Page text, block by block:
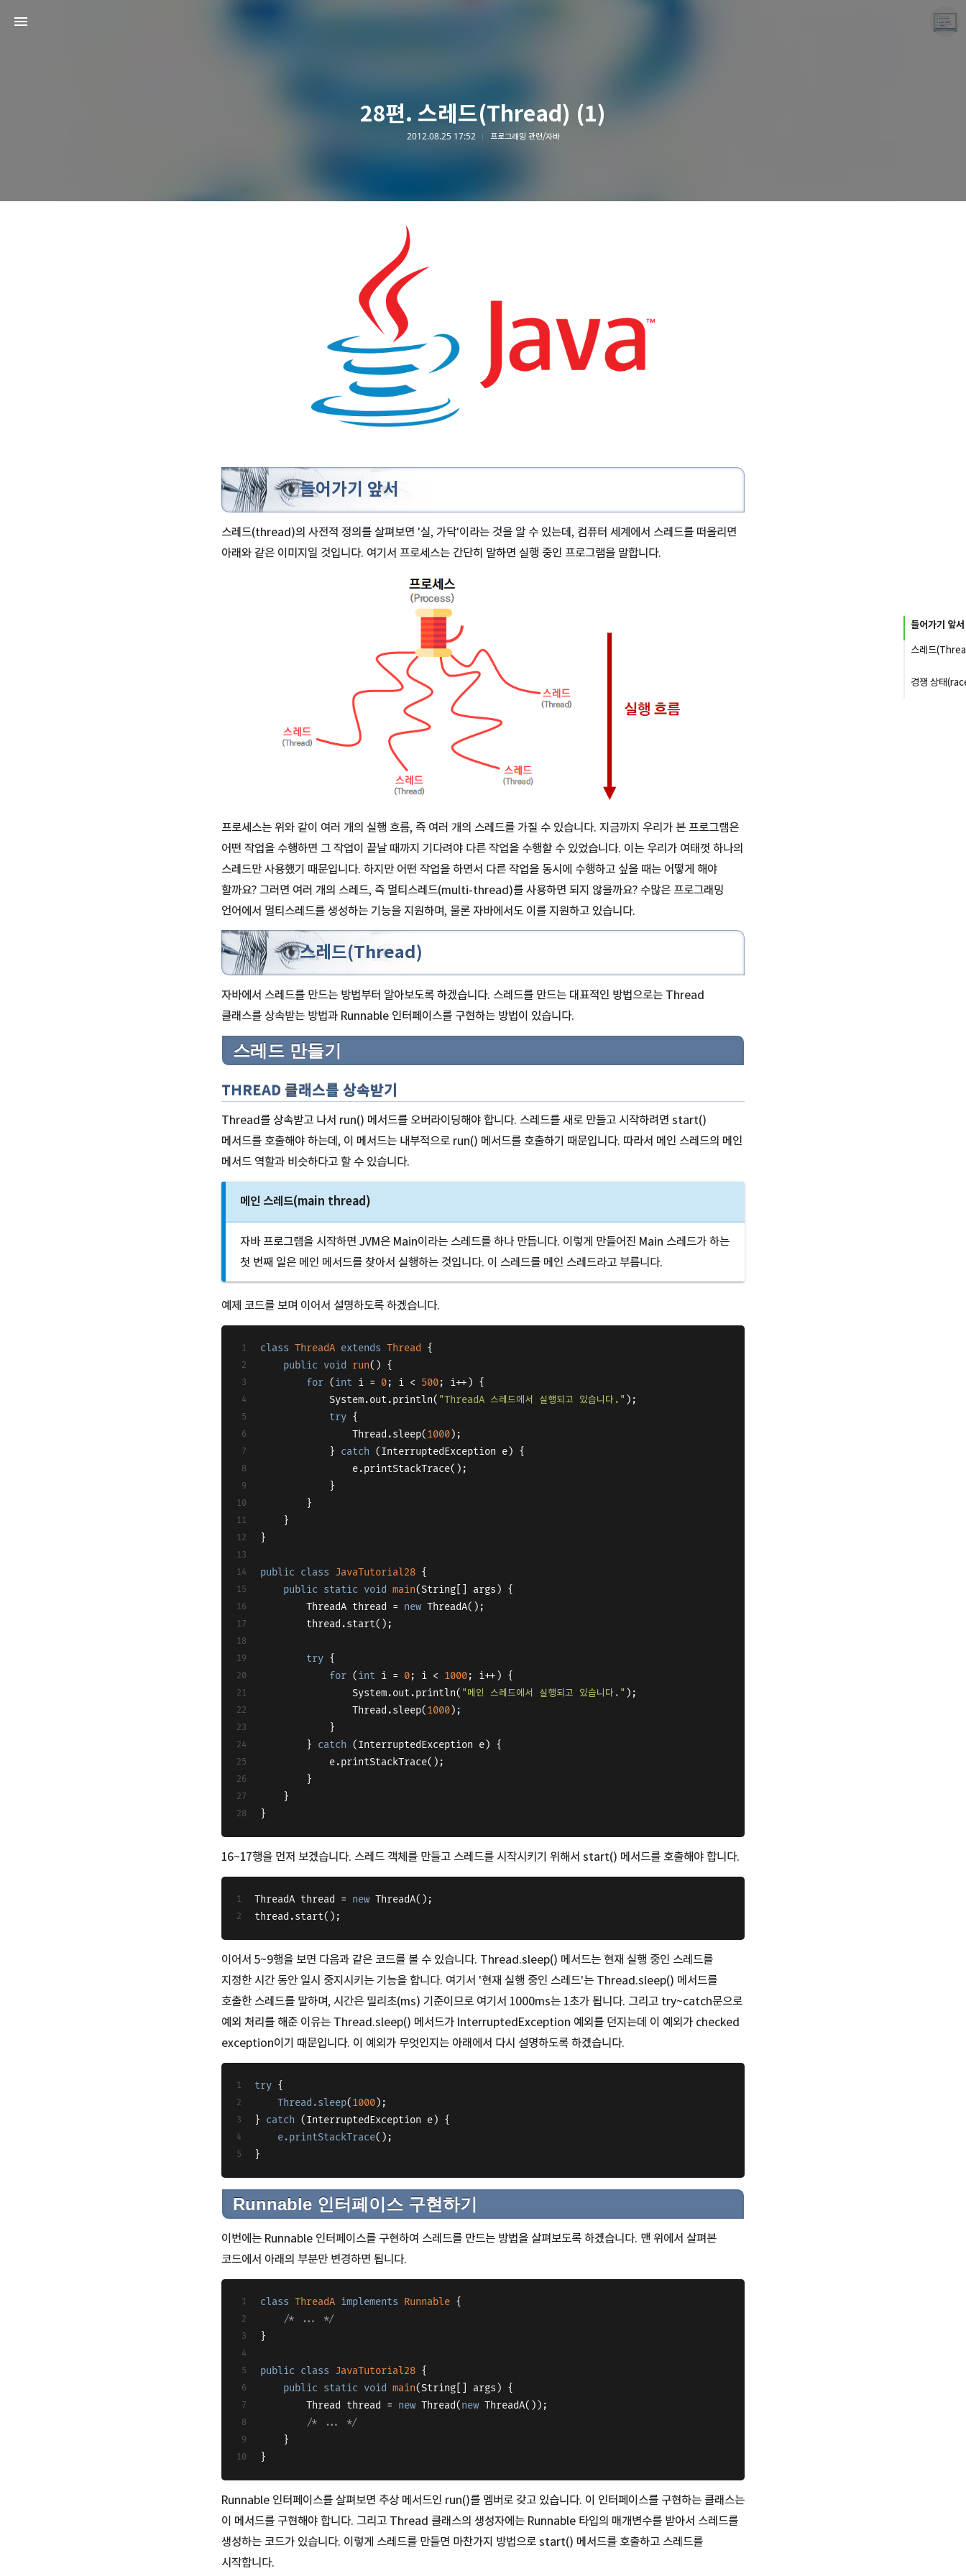
들어가기 앞서
스레드
경쟁 상태
28편. 스레드(Thread) (1)
2012.08.25 17:52 프로그래밍 관련/자바
들어가기 앞서
스레드(thread)의 사전적 정의를 살펴보면 '실, 가닥'이라는 것을 알 수 있는데, 컴퓨터 세계에서 스레드를 떠올리면
아래와 같은 이미지일 것입니다. 여기서 프로세스는 간단히 말하면 실행 중인 프로그램을 말합니다.
프로세스는 위와 같이 여러 개의 실행 흐름, 즉 여러 개의 스레드를 가질 수 있습니다. 지금까지 우리가 본 프로그램은
어떤 작업을 수행하면 그 작업이 끝날 때까지 기다려야 다른 작업을 수행할 수 있었습니다. 이는 우리가 여태껏 하나의
스레드만 사용했기 때문입니다. 하지만 어떤 작업을 하면서 다른 작업을 동시에 수행하고 싶을 때는 어떻게 해야
할까요? 그러면 여러 개의 스레드, 즉 멀티스레드(multi-thread)를 사용하면 되지 않을까요? 수많은 프로그래밍
언어에서 멀티스레드를 생성하는 기능을 지원하며, 물론 자바에서도 이를 지원하고 있습니다.
스레드(Thread)
자바에서 스레드를 만드는 방법부터 알아보도록 하겠습니다. 스레드를 만드는 대표적인 방법으로는 Thread
클래스를 상속받는 방법과 Runnable 인터페이스를 구현하는 방법이 있습니다.
스레드 만들기
THREAD 클래스를 상속받기
Thread를 상속받고 나서 run() 메서드를 오버라이딩해야 합니다. 스레드를 새로 만들고 시작하려면 start()
메서드를 호출해야 하는데, 이 메서드는 내부적으로 run() 메서드를 호출하기 때문입니다. 따라서 메인 스레드의 메인
메서드 역할과 비슷하다고 할 수 있습니다.
메인 스레드(main thread)
자바 프로그램을 시작하면 JVM은 Main이라는 스레드를 하나 만듭니다. 이렇게 만들어진 Main 스레드가 하는
첫 번째 일은 메인 메서드를 찾아서 실행하는 것입니다. 이 스레드를 메인 스레드라고 부릅니다.
예제 코드를 보며 이어서 설명하도록 하겠습니다.
class ThreadA extends Thread
{
public void run() {
for (int i = 0; i < 500; i++) {
			System.out.println(
"ThreadA 스레드에서 실행되고 있습니다." );
try {
				Thread.sleep(
1000);
			}
catch (InterruptedException e) {
				e.printStackTrace();
			}
		}
	}
}
public class JavaTutorial28 {
public static void main(String[] args) {
    	ThreadA thread =
new ThreadA();
    	thread.start();
try {
for (int i = 0; i < 1000; i++) {
	    		System.out.println(
"메인 스레드에서 실행되고 있습니다." );
	    		Thread.sleep(
1000);
	    	}
    	}
catch (InterruptedException e) {
			e.printStackTrace();
		}
    }
}
16~17행을 먼저 보겠습니다. 스레드 객체를 만들고 스레드를 시작시키기 위해서 start() 메서드를 호출해야 합니다.
ThreadA thread = new ThreadA();
thread.start();
이어서 5~9행을 보면 다음과 같은 코드를 볼 수 있습니다. Thread.sleep() 메서드는 현재 실행 중인 스레드를
지정한 시간 동안 일시 중지시키는 기능을 합니다. 여기서 '현재 실행 중인 스레드'는 Thread.sleep() 메서드를
호출한 스레드를 말하며, 시간은 밀리초(ms) 기준이므로 여기서 1000ms는 1초가 됩니다. 그리고 try~catch문으로
예외 처리를 해준 이유는 Thread.sleep() 메서드가 InterruptedException 예외를 던지는데 이 예외가 checked
exception이기 때문입니다. 이 예외가 무엇인지는 아래에서 다시 설명하도록 하겠습니다.
try {
Thread .sleep(1000);
} catch (InterruptedException e) {
e.printStackTrace();
}
Runnable 인터페이스 구현하기
이번에는 Runnable 인터페이스를 구현하여 스레드를 만드는 방법을 살펴보도록 하겠습니다. 맨 위에서 살펴본
코드에서 아래의 부분만 변경하면 됩니다.
class ThreadA implements Runnable {
/* ... */
}
public class JavaTutorial28 {
public static void main(String[] args) {
    	Thread thread =
new Thread(new ThreadA());
/* ... */
    }
}
Runnable 인터페이스를 살펴보면 추상 메서드인 run()를 멤버로 갖고 있습니다. 이 인터페이스를 구현하는 클래스는
이 메서드를 구현해야 합니다. 그리고 Thread 클래스의 생성자에는 Runnable 타입의 매개변수를 받아서 스레드를
생성하는 코드가 있습니다. 이렇게 스레드를 만들면 마찬가지 방법으로 start() 메서드를 호출하고 스레드를
시작합니다.